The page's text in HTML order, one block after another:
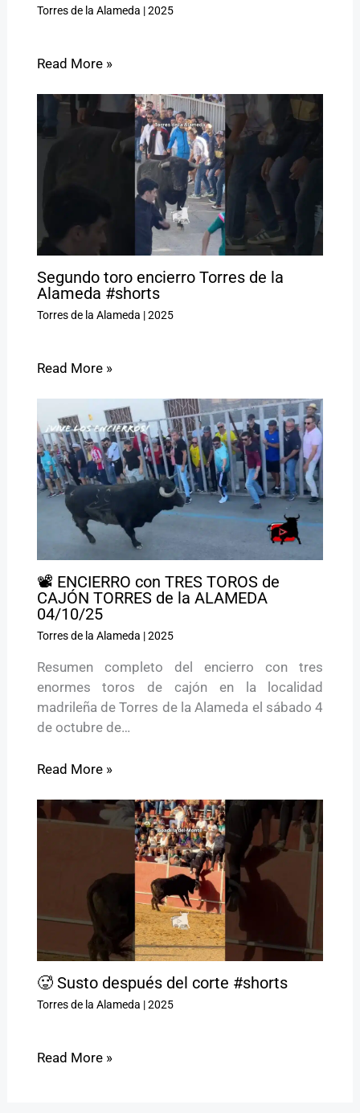
Torres de la Alameda |2025
Read More »
Segundo toro encierro Torres de la
Alameda #shorts
Torres de la Alameda |2025
Read More »
📽️ ENCIERRO con TRES TOROS de
CAJÓN TORRES de la ALAMEDA
04/10/25
Torres de la Alameda |2025
Resumen completo del encierro con tres
enormes toros de cajón en la localidad
madrileña de Torres de la Alameda el sábado 4
de octubre de…
Read More »
🥵 Susto después del corte #shorts
Torres de la Alameda |2025
Read More »